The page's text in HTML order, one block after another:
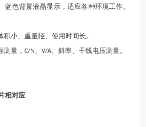
蓝色背景液晶显示，适应各种环境工作。
积小、重量轻、使用时间长。
测量，C/N 、V/A 、斜率、干线电压测量。
相对应